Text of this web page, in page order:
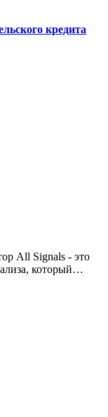
кредита
All Signals - это
который…